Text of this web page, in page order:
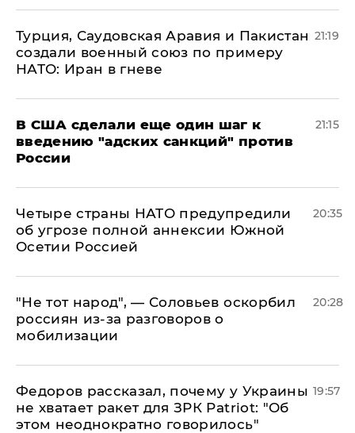
Турция, Саудовская Аравия и Пакистан
создали военный союз по примеру
НАТО: Иран в гневе
21:19
В США сделали еще один шаг к
введению "адских санкций" против
России
21:15
Четыре страны НАТО предупредили
об угрозе полной аннексии Южной
Осетии Россией
20:35
​"Не тот народ", — Соловьев оскорбил
россиян из-за разговоров о
мобилизации
20:28
Федоров рассказал, почему у Украины
не хватает ракет для ЗРК Patriot: "Об
этом неоднократно говорилось"
19:57